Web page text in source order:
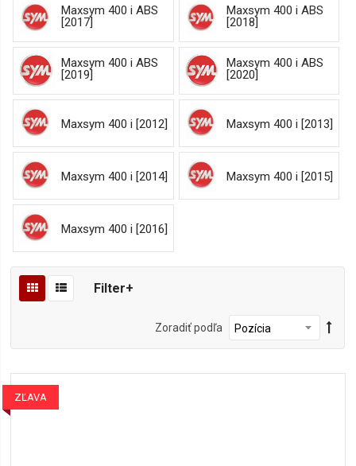
Maxsym 400 i ABS
[2017]
Maxsym 400 i ABS
[2018]
Maxsym 400 i ABS
[2019]
Maxsym 400 i ABS
[2020]
Maxsym 400 i [2012] Maxsym 400 i [2013]
Maxsym 400 i [2014] Maxsym 400 i [2015]
Maxsym 400 i [2016]
Filter+
Zoradiť podľa
ZĽAVA